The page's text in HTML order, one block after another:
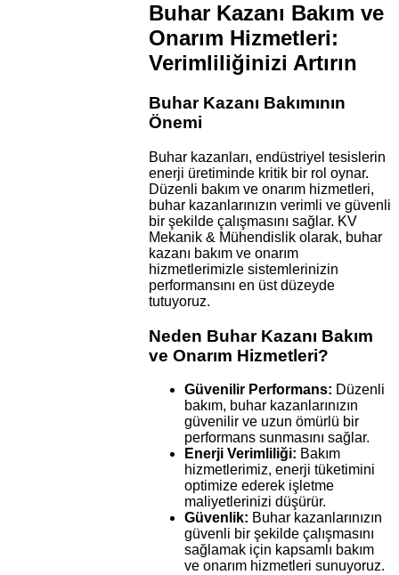
Buhar Kazanı Bakım ve
Onarım Hizmetleri:
Verimliliğinizi Artırın
Buhar Kazanı Bakımının
Önemi
Buhar kazanları, endüstriyel tesislerin
enerji üretiminde kritik bir rol oynar.
Düzenli bakım ve onarım hizmetleri,
buhar kazanlarınızın verimli ve güvenli
bir şekilde çalışmasını sağlar. KV
Mekanik & Mühendislik olarak, buhar
kazanı bakım ve onarım
hizmetlerimizle sistemlerinizin
performansını en üst düzeyde
tutuyoruz.
Neden Buhar Kazanı Bakım
ve Onarım Hizmetleri?
Güvenilir Performans: Düzenli
bakım, buhar kazanlarınızın
güvenilir ve uzun ömürlü bir
performans sunmasını sağlar.
Enerji Verimliliği: Bakım
hizmetlerimiz, enerji tüketimini
optimize ederek işletme
maliyetlerinizi düşürür.
Güvenlik: Buhar kazanlarınızın
güvenli bir şekilde çalışmasını
sağlamak için kapsamlı bakım
ve onarım hizmetleri sunuyoruz.